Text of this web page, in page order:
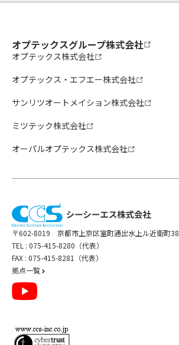
オプテックスグループ株式会社
オプテックス株式会社
オプテックス・エフエー株式会社
サンリツオートメイション株式会社
ミツテック株式会社
オーパルオプテックス株式会社
〒602-8019 京都市上京区室町通出水上ル近衛町38
TEL : 075-415-8280（代表）
FAX : 075-415-8281（代表）
拠点一覧